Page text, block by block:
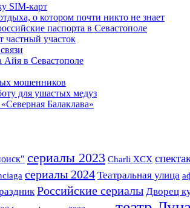
SIM-карт
о котором почти никто не знает
паспорта в Севастополе
частный участок
Айя в Севастополе
мошенников
для ушастых медуз
Балаклава»
сериалы 2023 Charli XCX
сериалы 2024 Театральная улица
Российские сериалы Дворец